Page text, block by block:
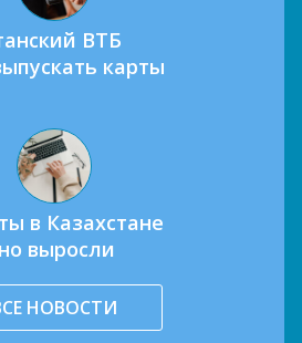
ВТБ
карты
в Казахстане
выросли
НОВОСТИ